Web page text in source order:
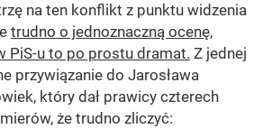
na ten konflikt z punktu widzenia
trudno o jednoznaczną ocenę,
PiS-u to po prostu dramat. Z jednej
przywiązanie do Jarosława
który dał prawicy czterech
że trudno zliczyć: